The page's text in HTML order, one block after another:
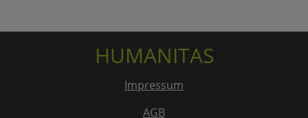
HUMANITAS
Impressum
AGB